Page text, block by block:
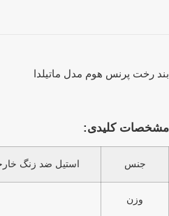
رخت پرنس هوم مدل ماتیلدا
کلیدی:
جنس استیل ضد زنگ
وزن